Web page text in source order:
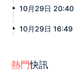
10月29日 20:40
10月29日 16:49
熱門快訊